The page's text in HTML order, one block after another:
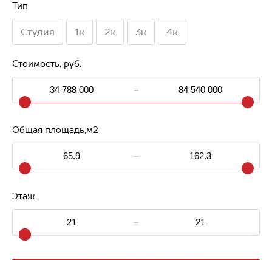
Тип
Студия 1к 2к 3к 4к
Стоимость, руб.
-
Общая площадь,м2
-
Этаж
-